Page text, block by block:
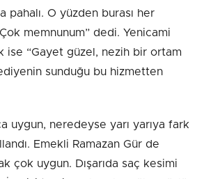
pahalı. O yüzden burası her
memnunum” dedi. Yenicami
ise “Gayet güzel, nezih bir ortam
sunduğu bu hizmetten
uygun, neredeyse yarı yarıya fark
Emekli Ramazan Gür de
çok uygun. Dışarıda saç kesimi